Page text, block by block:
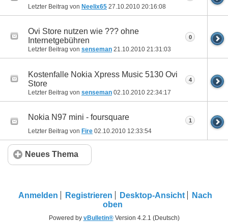
Letzter Beitrag von Neelix65 27.10.2010 20:16:08
Ovi Store nutzen wie ??? ohne
Internetgebühren
Letzter Beitrag von senseman 21.10.2010 21:31:03
0
Kostenfalle Nokia Xpress Music 5130 Ovi
Store
Letzter Beitrag von senseman 02.10.2010 22:34:17
4
Nokia N97 mini - foursquare
Letzter Beitrag von Fire 02.10.2010 12:33:54
1
Neues Thema
Anmelden Registrieren Desktop-Ansicht
Nach
oben
Powered by vBulletin®Version 4.2.1 (Deutsch)